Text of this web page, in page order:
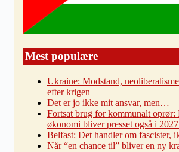
Mest populære
Ukraine: Modstand,
efter krigen
Det er jo ikke mit ansvar, men…
Fortsat brug for kommunalt oprør:
økonomi bliver presset også i 2027
Belfast: Det handler om fascister,
Når “en chance til” bliver en ny